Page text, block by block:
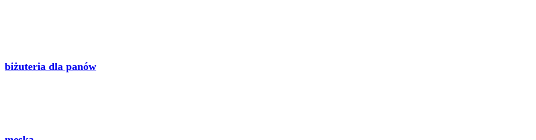
biżuteria dla panów